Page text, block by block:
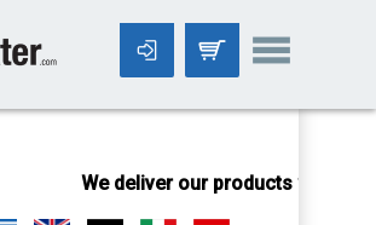
We deliver our products